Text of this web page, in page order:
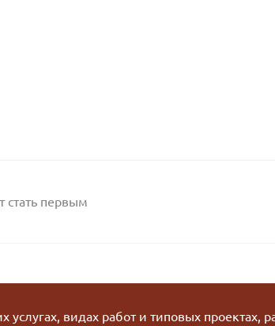
стать первым
видах работ и типовых проектах,